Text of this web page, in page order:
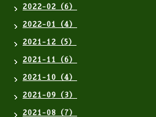
2022-02（6）
2022-01（4）
2021-12（5）
2021-11（6）
2021-10（4）
2021-09（3）
2021-08（7）